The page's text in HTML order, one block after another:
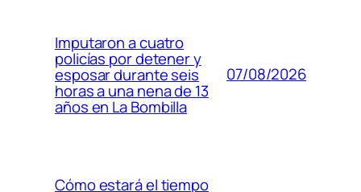
Imputaron a cuatro
policías por detener y
esposar durante seis
horas a una nena de 13
años en La Bombilla
07/08/2026
Cómo estará el tiempo